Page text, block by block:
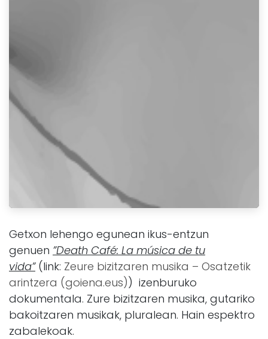
Getxon lehengo egunean ikus-entzun
genuen ”Death Café: La música de tu
vida”(link: Zeure bizitzaren musika – Osatzetik
arintzera (goiena.eus)) izenburuko
dokumentala. Zure bizitzaren musika, gutariko
bakoitzaren musikak, pluralean. Hain espektro
zabalekoak.